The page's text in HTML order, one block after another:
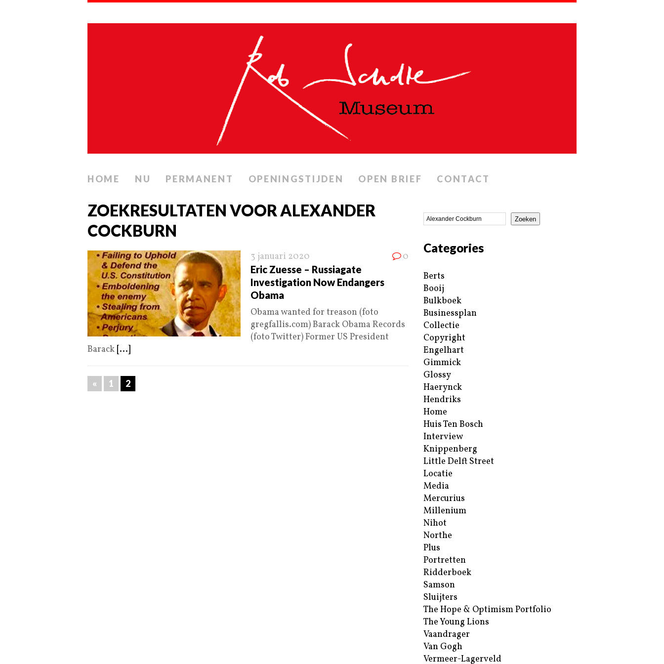
HOME NU PERMANENT OPENINGSTIJDEN OPEN BRIEF CONTACT
ZOEKRESULTATEN VOOR ALEXANDER
COCKBURN
3 januari 2020 0
Eric Zuesse – Russiagate
Investigation Now Endangers
Obama
Obama wanted for treason (foto
gregfallis.com) Barack Obama Records
(foto Twitter) Former US President
Barack [...]
« 1 2
Zoeken
Categories
Berts
Booij
Bulkboek
Businessplan
Collectie
Copyright
Engelhart
Gimmick
Glossy
Haerynck
Hendriks
Home
Huis Ten Bosch
Interview
Knippenberg
Little Delft Street
Locatie
Media
Mercurius
Millenium
Nihot
Northe
Plus
Portretten
Ridderboek
Samson
Sluijters
The Hope & Optimism Portfolio
The Young Lions
Vaandrager
Van Gogh
Vermeer-Lagerveld